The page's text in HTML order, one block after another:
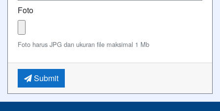
Foto
Foto harus JPG dan ukuran file maksimal 1 Mb
Submit